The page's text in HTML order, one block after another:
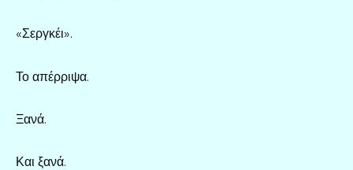
«Σεργκέι».
Το απέρριψα.
Ξανά.
Και ξανά.